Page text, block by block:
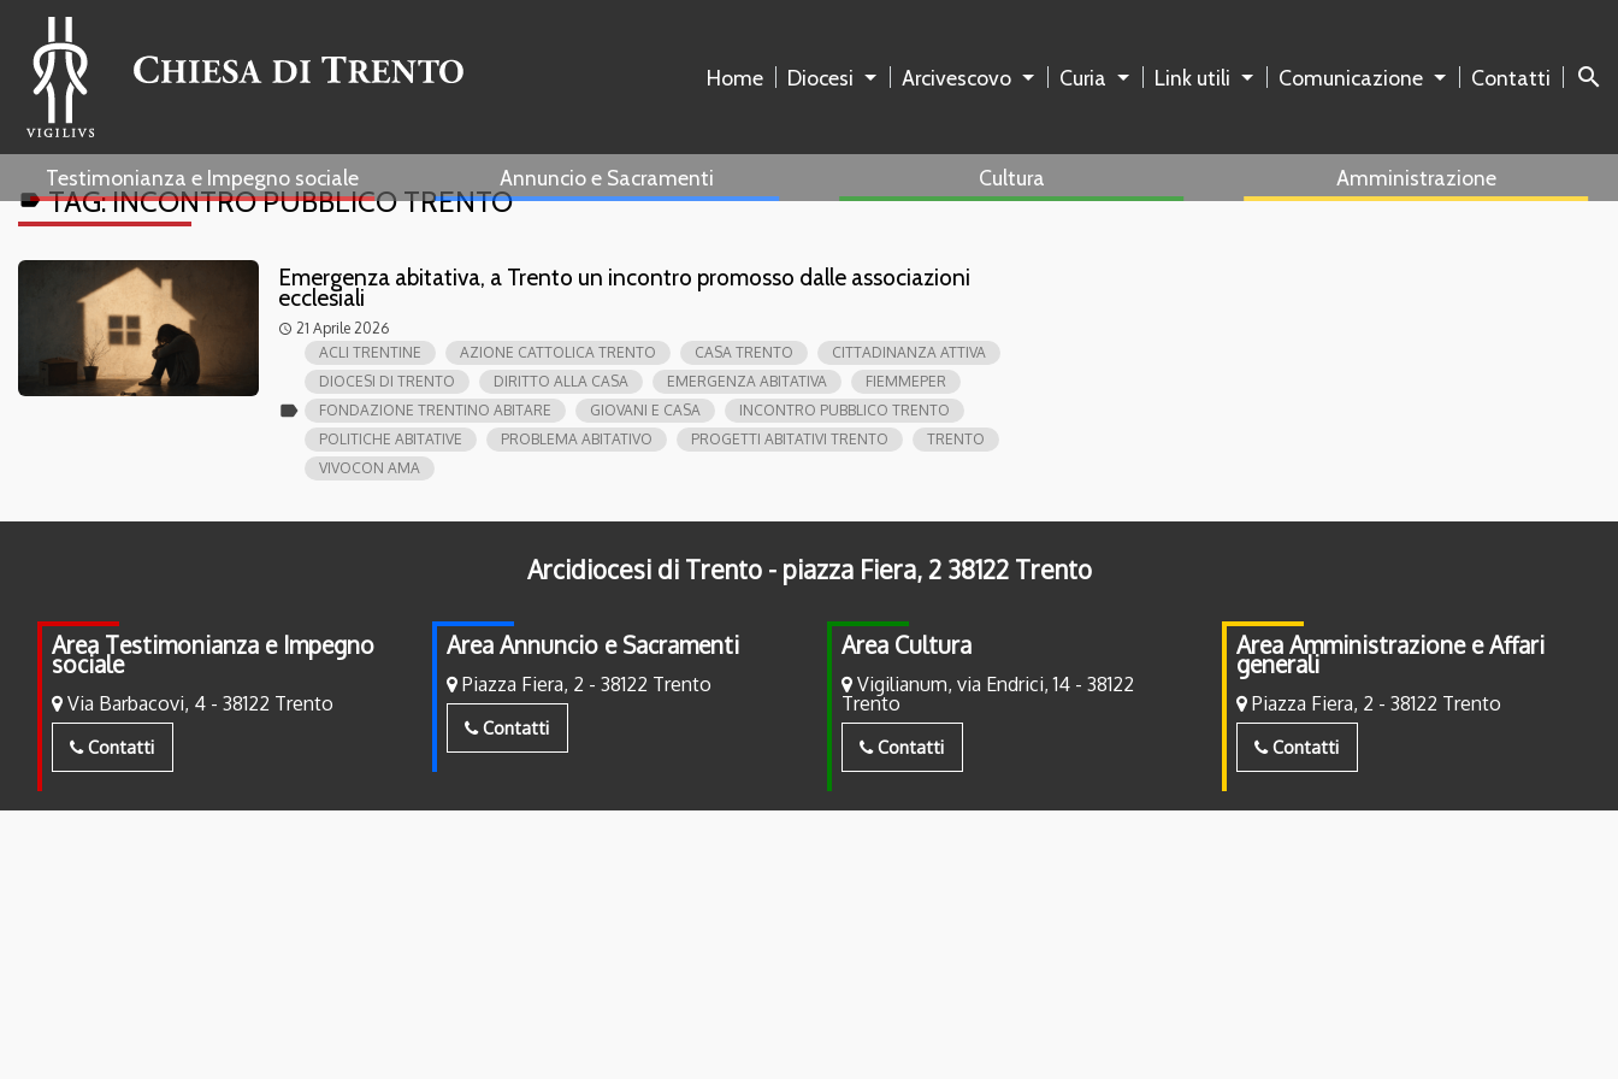
Home Diocesi Arcivescovo Curia Link utili Comunicazione Contatti search
Testimonianza e Impegno sociale Annuncio e Sacramenti Cultura Amministrazione
labelTAG:INCONTRO PUBBLICO TRENTO
Emergenza abitativa, a Trento un incontro promosso dalle associazioni
ecclesiali
access_time 21 Aprile 2026
label
ACLI TRENTINE AZIONE CATTOLICA TRENTO CASA TRENTO
CITTADINANZA ATTIVA
DIOCESI DI TRENTO
DIRITTO ALLA CASA EMERGENZA ABITATIVA
FIEMMEPER
FONDAZIONE TRENTINO ABITARE
GIOVANI E CASA
INCONTRO PUBBLICO TRENTO
POLITICHE ABITATIVE
PROBLEMA ABITATIVO PROGETTI ABITATIVI TRENTO
TRENTO
VIVOCON AMA
Arcidiocesi di Trento - piazza Fiera, 2 38122 Trento
Area Testimonianza e Impegno
sociale
Via Barbacovi, 4 - 38122 Trento
Contatti
Area Annuncio e Sacramenti
Piazza Fiera, 2 - 38122 Trento
Contatti
Area Cultura
Vigilianum, via Endrici, 14 - 38122
Trento
Contatti
Area Amministrazione e Affari
generali
Piazza Fiera, 2 - 38122 Trento
Contatti